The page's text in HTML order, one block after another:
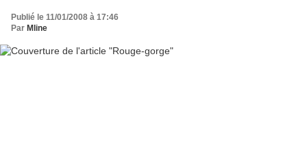
Publié le 11/01/2008 à 17:46
Par Mline